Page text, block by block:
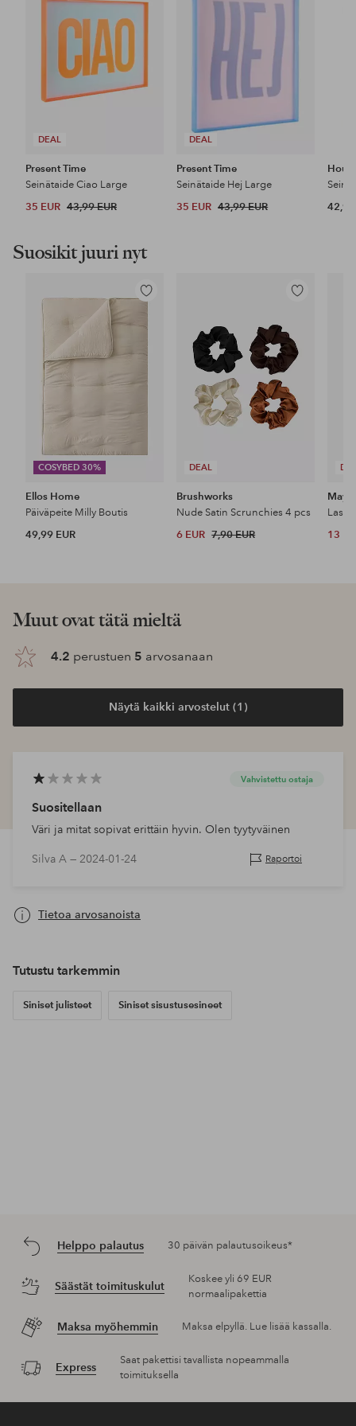
DEAL
Present Time
Seinätaide Ciao Large
35 EUR 43,99 EUR
DEAL
Present Time
Seinätaide Hej Large
35 EUR 43,99 EUR
42,95
Suosikit juuri nyt
COSYBED 30%
Lisää
Ellos Home
Päiväpeite Milly Boutis
49,99 EUR
DEAL
Lisää
Brushworks
Nude Satin Scrunchies 4 pcs
6 EUR 7,90 EUR 13
Muut ovat tätä mieltä
4.2 perustuen 5 arvosanaan
Näytä kaikki arvostelut (1)
Vahvistettu ostaja
Suositellaan
Väri ja mitat sopivat erittäin hyvin. Olen tyytyväinen
Silva A — 2024-01-24 Raportoi
Tietoa arvosanoista
Tutustu tarkemmin
Siniset julisteet Siniset sisustusesineet
Helppo palautus 30 päivän palautusoikeus*
Säästät toimituskulut
Koskee yli 69 EUR
normaalipakettia
Maksa myöhemmin Maksa elpyllä. Lue lisää kassalla.
Express
Saat pakettisi tavallista nopeammalla
toimituksella